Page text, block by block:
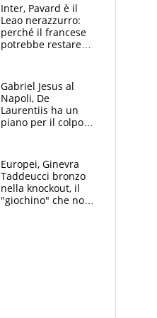
Inter, Pavard è il
Leao nerazzurro:
perché il francese
potrebbe restare
Gabriel Jesus al
Napoli, De
Laurentiis ha un
piano per il colpo
Lucca
Europei, Ginevra
Taddeucci bronzo
nella knockout, il
"giochino" che non